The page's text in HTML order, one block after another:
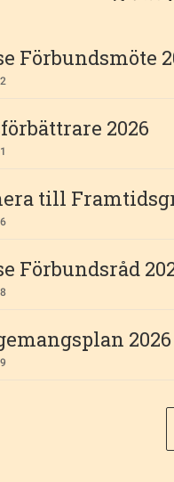
Förbundsmöte
2026
till
Förbundsråd
2026